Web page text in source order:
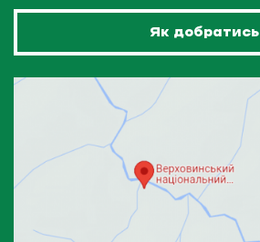
Як добратись